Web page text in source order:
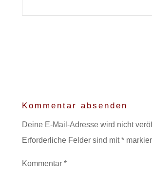
Kommentar absenden
Deine E-Mail-Adresse wird nicht
Erforderliche Felder sind mit*
Kommentar *